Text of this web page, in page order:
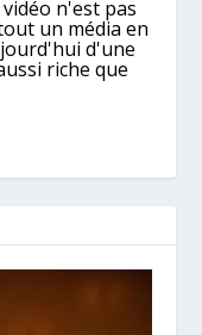
n'est pas
un média en
d'une
riche que